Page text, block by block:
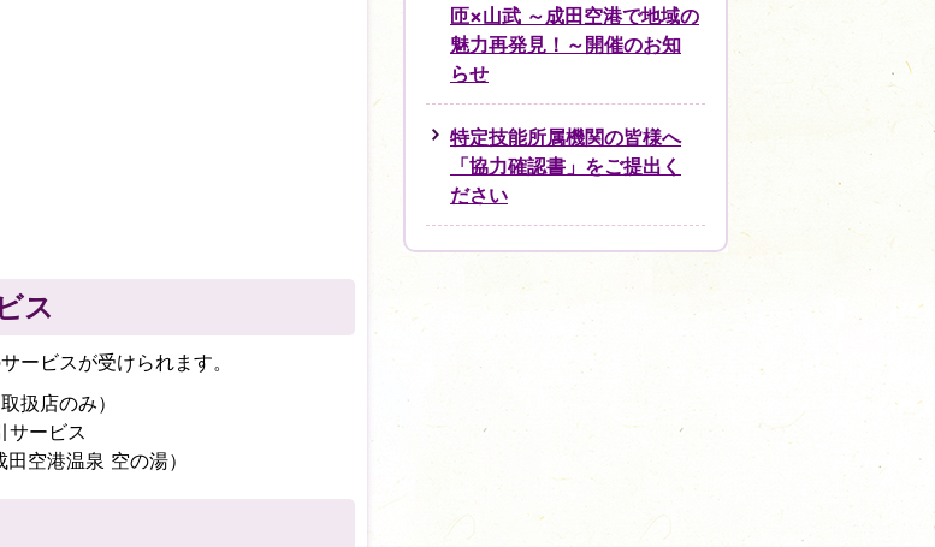
ス
ービスが受けられます。
扱店のみ）
サービス
空港温泉 空の湯）
匝×山武 ～成田空港で地域の
魅力再発見！～開催のお知
らせ
特定技能所属機関の皆様へ
「協力確認書」をご提出く
ださい